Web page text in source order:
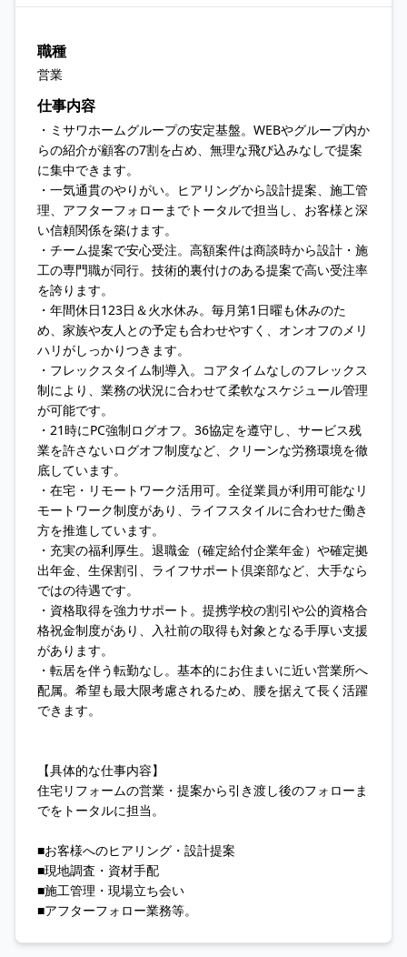
職種
営業
仕事内容
・ミサワホームグループの安定基盤。WEBやグループ内か
らの紹介が顧客の7割を占め、無理な飛び込みなしで提案
に集中できます。
・一気通貫のやりがい。ヒアリングから設計提案、施工管
理、アフターフォローまでトータルで担当し、お客様と深
い信頼関係を築けます。
・チーム提案で安心受注。高額案件は商談時から設計・施
工の専門職が同行。技術的裏付けのある提案で高い受注率
を誇ります。
・年間休日123日＆火水休み。毎月第1日曜も休みのた
め、家族や友人との予定も合わせやすく、オンオフのメリ
ハリがしっかりつきます。
・フレックスタイム制導入。コアタイムなしのフレックス
制により、業務の状況に合わせて柔軟なスケジュール管理
が可能です。
・21時にPC強制ログオフ。36協定を遵守し、サービス残
業を許さないログオフ制度など、クリーンな労務環境を徹
底しています。
・在宅・リモートワーク活用可。全従業員が利用可能なリ
モートワーク制度があり、ライフスタイルに合わせた働き
方を推進しています。
・充実の福利厚生。退職金（確定給付企業年金）や確定拠
出年金、生保割引、ライフサポート倶楽部など、大手なら
ではの待遇です。
・資格取得を強力サポート。提携学校の割引や公的資格合
格祝金制度があり、入社前の取得も対象となる手厚い支援
があります。
・転居を伴う転勤なし。基本的にお住まいに近い営業所へ
配属。希望も最大限考慮されるため、腰を据えて長く活躍
できます。
【具体的な仕事内容】
住宅リフォームの営業・提案から引き渡し後のフォローま
でをトータルに担当。
■お客様へのヒアリング・設計提案
■現地調査・資材手配
■施工管理・現場立ち会い
■アフターフォロー業務等。